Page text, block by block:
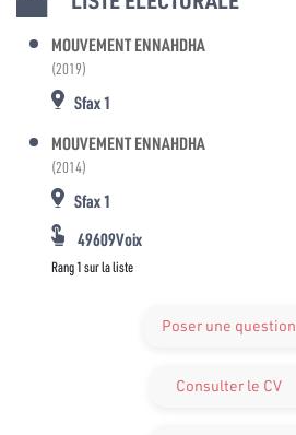
MOUVEMENT ENNAHDHA
(2019)
Sfax 1
MOUVEMENT ENNAHDHA
(2014)
Sfax 1
49609Voix
Rang 1 sur la liste
Poser une question
Consulter le CV